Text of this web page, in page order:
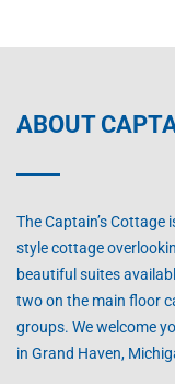
ABOUT
The Captain’s
style cottage
beautiful suites
two on the main floor
groups. We welcome
in Grand Haven,